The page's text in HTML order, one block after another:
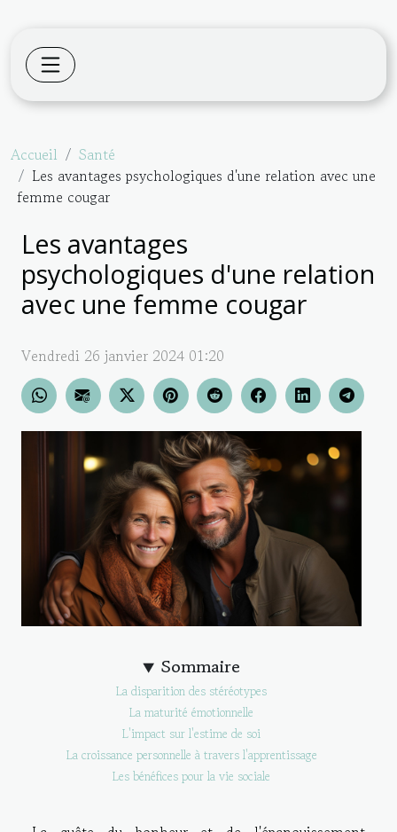
Accueil
Santé
Les avantages psychologiques d'une relation avec une
femme cougar
Les avantages
psychologiques d'une relation
avec une femme cougar
Vendredi 26 janvier 2024 01:20
Sommaire
La disparition des stéréotypes
La maturité émotionnelle
L'impact sur l'estime de soi
La croissance personnelle à travers l'apprentissage
Les bénéfices pour la vie sociale